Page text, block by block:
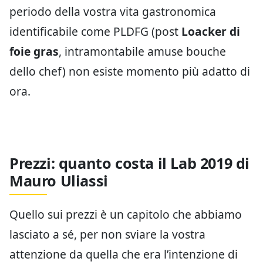
periodo della vostra vita gastronomica
identificabile come PLDFG (post Loacker di
foie gras, intramontabile amuse bouche
dello chef) non esiste momento più adatto di
ora.
Prezzi: quanto costa il Lab 2019 di
Mauro Uliassi
Quello sui prezzi è un capitolo che abbiamo
lasciato a sé, per non sviare la vostra
attenzione da quella che era l’intenzione di